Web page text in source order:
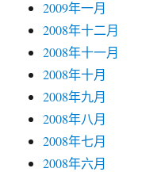
2009年一月
2008年十二月
2008年十一月
2008年十月
2008年九月
2008年八月
2008年七月
2008年六月